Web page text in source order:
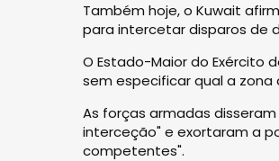
Também hoje, o Kuwait
para intercetar disparos de
O Estado-Maior do Exército
sem especificar qual a
As forças armadas
interceção" e exortaram a
competentes".